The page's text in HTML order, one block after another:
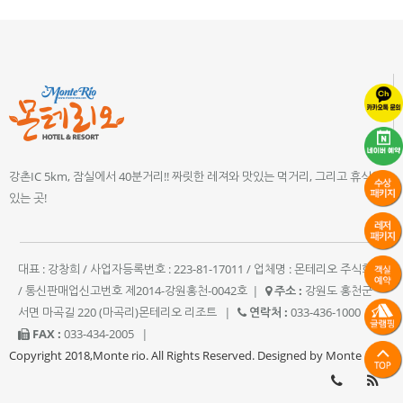
강촌IC 5km, 잠실에서 40분거리!! 짜릿한 레져와 맛있는 먹거리, 그리고 휴식이
있는 곳!
대표 : 강창희 / 사업자등록번호 : 223-81-17011 / 업체명 : 몬테리오 주식회사
/ 통신판매업신고번호 제2014-강원홍천-0042호 | 주소 : 강원도 홍천군
서면 마곡길 220 (마곡리)몬테리오 리조트
| 연락처 : 033-436-1000
|
FAX : 033-434-2005
|
Copyright 2018,Monte rio. All Rights Reserved. Designed by Monte rio.